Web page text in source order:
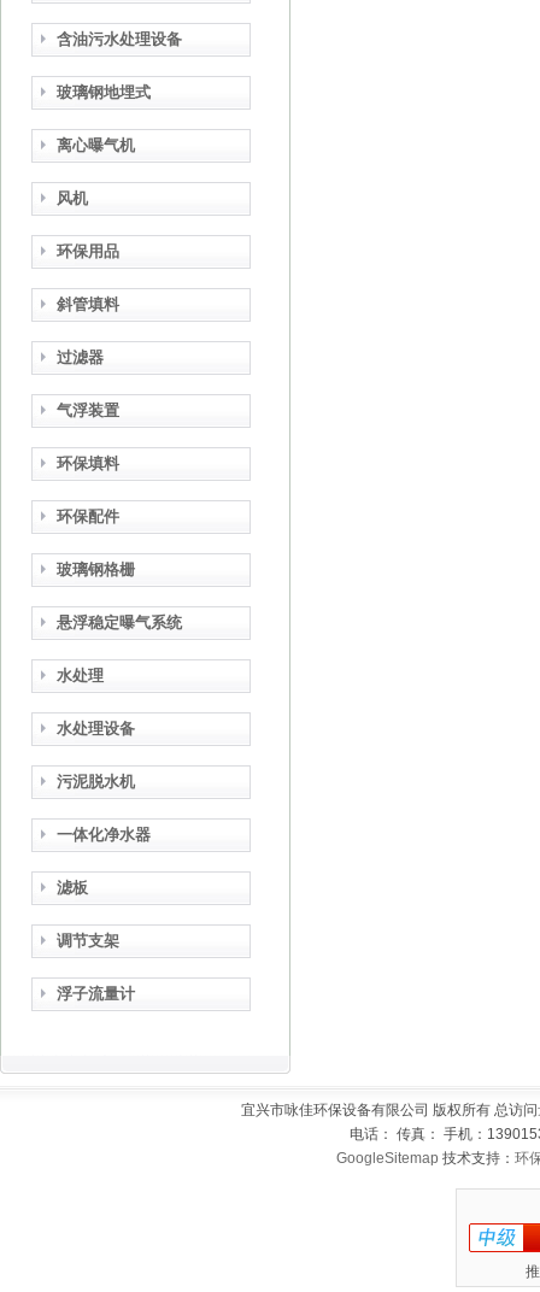
含油污水处理设备
玻璃钢地埋式
离心曝气机
风机
环保用品
斜管填料
过滤器
气浮装置
环保填料
环保配件
玻璃钢格栅
悬浮稳定曝气系统
水处理
水处理设备
污泥脱水机
一体化净水器
滤板
调节支架
浮子流量计
宜兴市咏佳环保设备有限公司 版权所有 总访
电话： 传真： 手机：
GoogleSitemap 技术支持：环